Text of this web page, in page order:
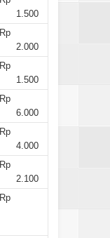
1.500
Rp
2.000
Rp
1.500
Rp
6.000
Rp
4.000
Rp
2.100
Rp